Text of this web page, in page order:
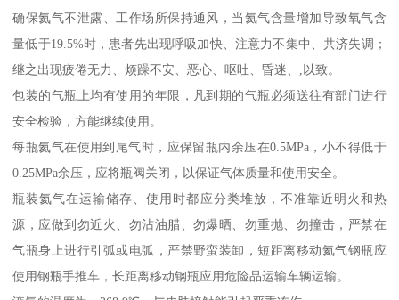
确保氦气不泄露、工作场所保持通风，当氦气含量增加导致氧气含
量低于19.5%时，患者先出现呼吸加快、注意力不集中、共济失调；
继之出现疲倦无力、烦躁不安、恶心、呕吐、昏迷、,以致。
包装的气瓶上均有使用的年限，凡到期的气瓶必须送往有部门进行
安全检验，方能继续使用。
每瓶氦气在使用到尾气时，应保留瓶内余压在0.5MPa，小不得低于
0.25MPa余压，应将瓶阀关闭，以保证气体质量和使用安全。
瓶装氦气在运输储存、使用时都应分类堆放，不准靠近明火和热
源，应做到勿近火、勿沾油腊、勿爆晒、勿重抛、勿撞击，严禁在
气瓶身上进行引弧或电弧，严禁野蛮装卸，短距离移动氦气钢瓶应
使用钢瓶手推车，长距离移动钢瓶应用危险品运输车辆运输。